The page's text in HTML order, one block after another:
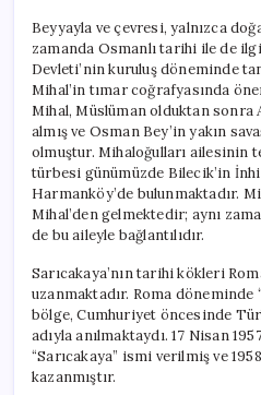
Beyyayla ve çevresi, yalnızca
zamanda Osmanlı tarihi ile de
Devleti’nin kuruluş döneminde
Mihal’in tımar coğrafyasında
Mihal, Müslüman olduktan sonra
almış ve Osman Bey’in yakın
olmuştur. Mihaloğulları ailesinin
türbesi günümüzde Bilecik’in
Harmanköy’de bulunmaktadır.
Mihal’den gelmektedir; aynı
de bu aileyle bağlantılıdır.
Sarıcakaya’nın tarihi kökleri
uzanmaktadır. Roma
bölge, Cumhuriyet öncesinde
adıyla anılmaktaydı. 17 Nisan
“Sarıcakaya” ismi verilmiş ve
kazanmıştır.